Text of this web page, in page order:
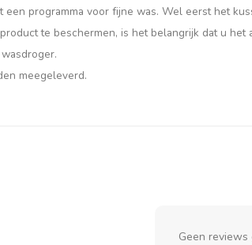
een programma voor fijne was. Wel eerst het
te beschermen, is het belangrijk dat u het
meegeleverd.
Geen reviews